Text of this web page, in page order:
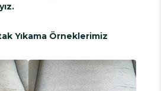
Yıkama Örneklerimiz